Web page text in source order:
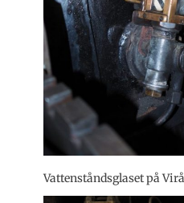
Vattenståndsglaset på